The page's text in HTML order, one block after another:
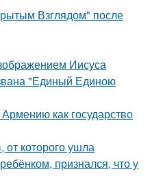
Взглядом" после
Иисуса
"Единый Единою
как государство
которого ушла
признался, что у